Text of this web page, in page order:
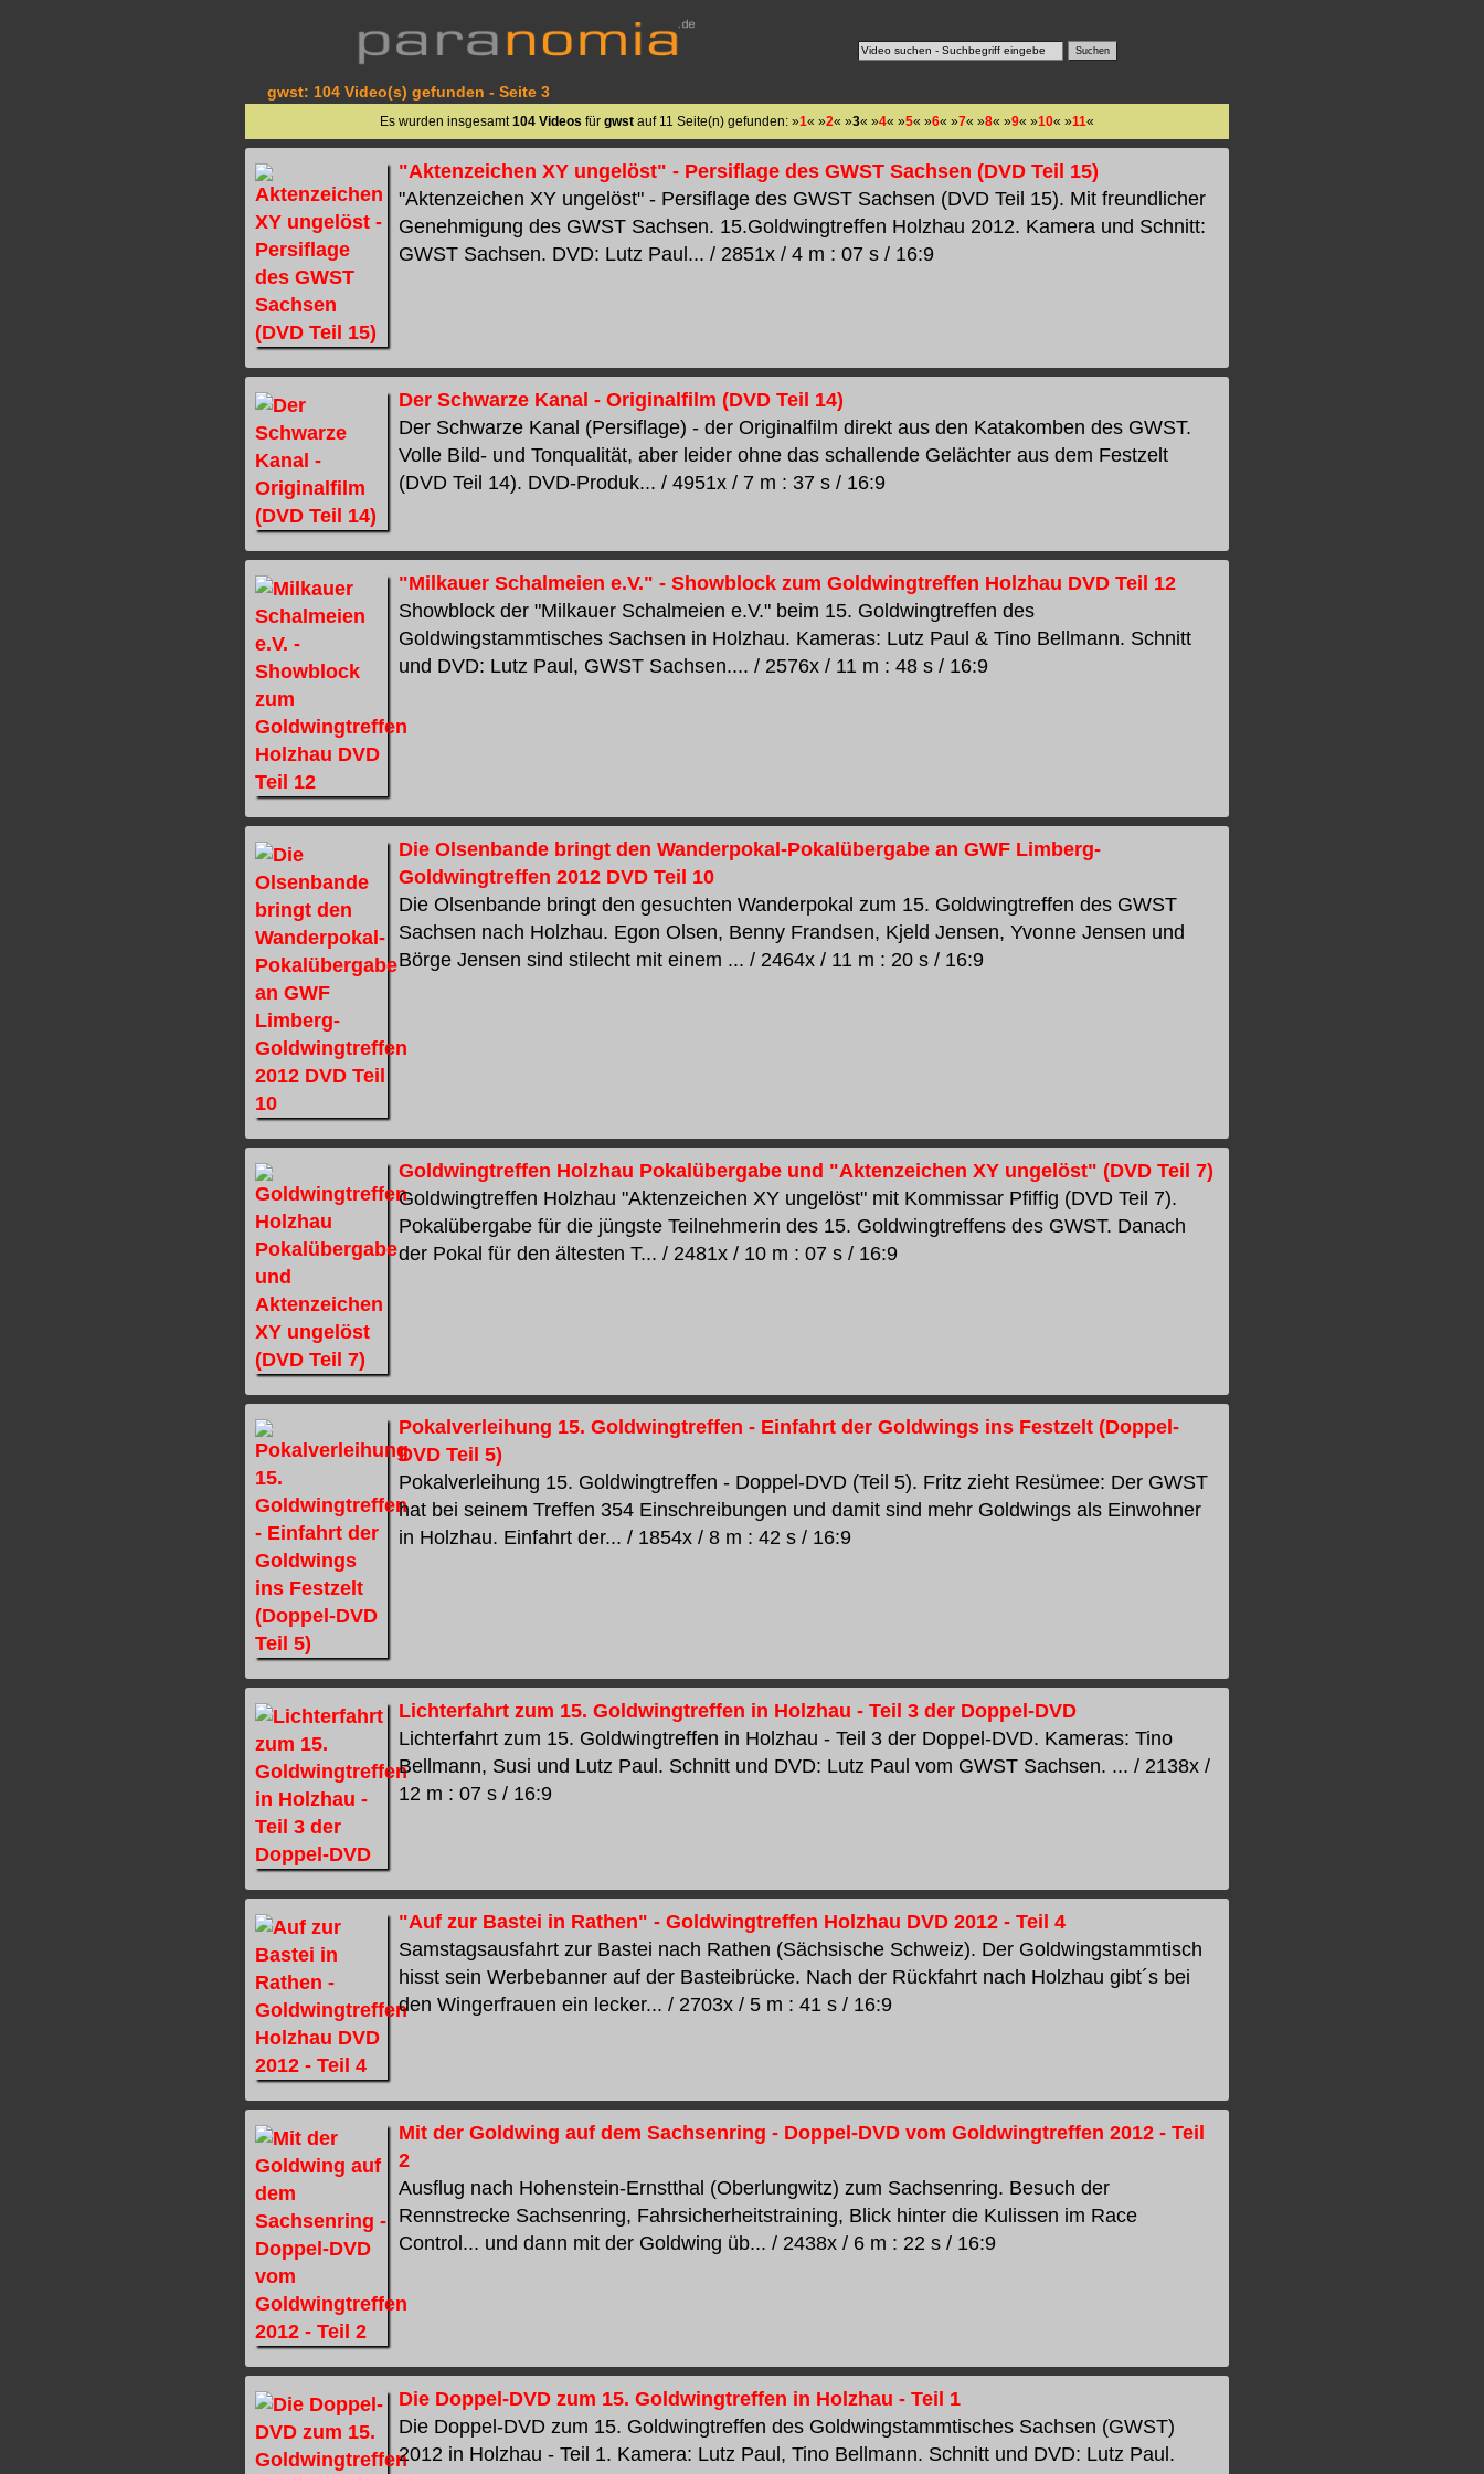
gwst: 104 Video(s) gefunden - Seite 3
Es wurden insgesamt104 Videos für gwst auf 11 Seite(n) gefunden: »1« »2« »3« »4« »5« »6« »7« »8« »9« »10« »11«
"Aktenzeichen XY ungelöst" - Persiflage des GWST Sachsen (DVD Teil 15)
"Aktenzeichen XY ungelöst" - Persiflage des GWST Sachsen (DVD Teil 15). Mit freundlicher
Genehmigung des GWST Sachsen. 15.Goldwingtreffen Holzhau 2012. Kamera und Schnitt:
GWST Sachsen. DVD: Lutz Paul... / 2851x / 4 m : 07 s / 16:9
Der Schwarze Kanal - Originalfilm (DVD Teil 14)
Der Schwarze Kanal (Persiflage) - der Originalfilm direkt aus den Katakomben des GWST.
Volle Bild- und Tonqualität, aber leider ohne das schallende Gelächter aus dem Festzelt
(DVD Teil 14). DVD-Produk... / 4951x / 7 m : 37 s / 16:9
"Milkauer Schalmeien e.V." - Showblock zum Goldwingtreffen Holzhau DVD Teil 12
Showblock der "Milkauer Schalmeien e.V." beim 15. Goldwingtreffen des
Goldwingstammtisches Sachsen in Holzhau. Kameras: Lutz Paul & Tino Bellmann. Schnitt
und DVD: Lutz Paul, GWST Sachsen.... / 2576x / 11 m : 48 s / 16:9
Die Olsenbande bringt den Wanderpokal-Pokalübergabe an GWF Limberg-
Goldwingtreffen 2012 DVD Teil 10
Die Olsenbande bringt den gesuchten Wanderpokal zum 15. Goldwingtreffen des GWST
Sachsen nach Holzhau. Egon Olsen, Benny Frandsen, Kjeld Jensen, Yvonne Jensen und
Börge Jensen sind stilecht mit einem ... / 2464x / 11 m : 20 s / 16:9
Goldwingtreffen Holzhau Pokalübergabe und "Aktenzeichen XY ungelöst" (DVD Teil 7)
Goldwingtreffen Holzhau "Aktenzeichen XY ungelöst" mit Kommissar Pfiffig (DVD Teil 7).
Pokalübergabe für die jüngste Teilnehmerin des 15. Goldwingtreffens des GWST. Danach
der Pokal für den ältesten T... / 2481x / 10 m : 07 s / 16:9
Pokalverleihung 15. Goldwingtreffen - Einfahrt der Goldwings ins Festzelt (Doppel-
DVD Teil 5)
Pokalverleihung 15. Goldwingtreffen - Doppel-DVD (Teil 5). Fritz zieht Resümee: Der GWST
hat bei seinem Treffen 354 Einschreibungen und damit sind mehr Goldwings als Einwohner
in Holzhau. Einfahrt der... / 1854x / 8 m : 42 s / 16:9
Lichterfahrt zum 15. Goldwingtreffen in Holzhau - Teil 3 der Doppel-DVD
Lichterfahrt zum 15. Goldwingtreffen in Holzhau - Teil 3 der Doppel-DVD. Kameras: Tino
Bellmann, Susi und Lutz Paul. Schnitt und DVD: Lutz Paul vom GWST Sachsen. ... / 2138x /
12 m : 07 s / 16:9
"Auf zur Bastei in Rathen" - Goldwingtreffen Holzhau DVD 2012 - Teil 4
Samstagsausfahrt zur Bastei nach Rathen (Sächsische Schweiz). Der Goldwingstammtisch
hisst sein Werbebanner auf der Basteibrücke. Nach der Rückfahrt nach Holzhau gibt´s bei
den Wingerfrauen ein lecker... / 2703x / 5 m : 41 s / 16:9
Mit der Goldwing auf dem Sachsenring - Doppel-DVD vom Goldwingtreffen 2012 - Teil
2
Ausflug nach Hohenstein-Ernstthal (Oberlungwitz) zum Sachsenring. Besuch der
Rennstrecke Sachsenring, Fahrsicherheitstraining, Blick hinter die Kulissen im Race
Control... und dann mit der Goldwing üb... / 2438x / 6 m : 22 s / 16:9
Die Doppel-DVD zum 15. Goldwingtreffen in Holzhau - Teil 1
Die Doppel-DVD zum 15. Goldwingtreffen des Goldwingstammtisches Sachsen (GWST)
2012 in Holzhau - Teil 1. Kamera: Lutz Paul, Tino Bellmann. Schnitt und DVD: Lutz Paul.